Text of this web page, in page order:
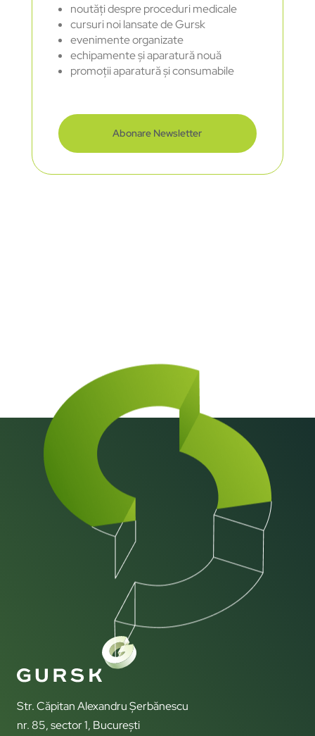
noutăți despre proceduri medicale
cursuri noi lansate de Gursk
evenimente organizate
echipamente și aparatură nouă
promoții aparatură și consumabile
Abonare Newsletter
Str. Căpitan Alexandru Șerbănescu
nr. 85, sector 1, București